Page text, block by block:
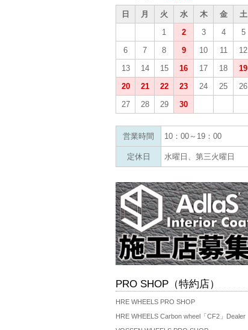
日 月 火 水 木 金
土
1
2 3 4
5
6
7 8 9 10 11
12
13
14 15 16 17 18
19
20
21 22 23 24 25
26
27
28 29 30
営業時間 10：00～19：00
定休日 水曜日、第三火曜日
PRO SHOP（特約店）
HRE WHEELS PRO SHOP
HRE WHEELS Carbon wheel「CF2」Dealer